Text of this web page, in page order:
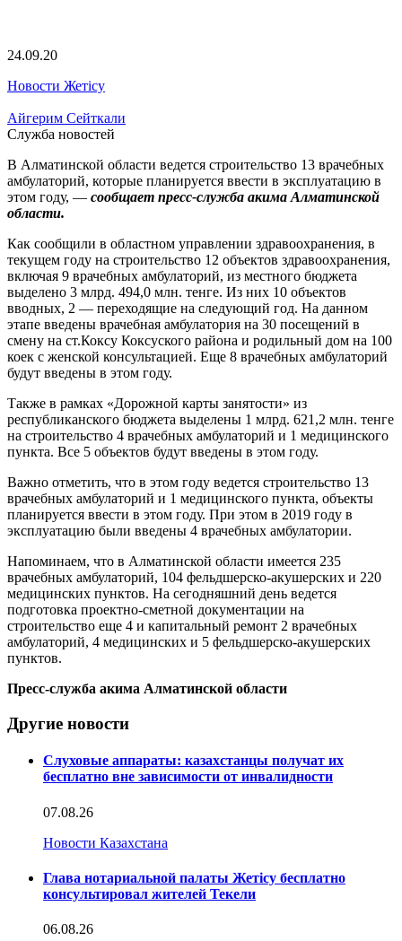
24.09.20
Новости Жетісу
Айгерим Сейткали
Служба новостей
В Алматинской области ведется строительство 13 врачебных
амбулаторий, которые планируется ввести в эксплуатацию в
этом году, — сообщает пресс-служба акима Алматинской
области.
Как сообщили в областном управлении здравоохранения, в
текущем году на строительство 12 объектов здравоохранения,
включая 9 врачебных амбулаторий, из местного бюджета
выделено 3 млрд. 494,0 млн. тенге. Из них 10 объектов
вводных, 2 — переходящие на следующий год. На данном
этапе введены врачебная амбулатория на 30 посещений в
смену на ст.Коксу Коксуского района и родильный дом на 100
коек с женской консультацией. Еще 8 врачебных амбулаторий
будут введены в этом году.
Также в рамках «Дорожной карты занятости» из
республиканского бюджета выделены 1 млрд. 621,2 млн. тенге
на строительство 4 врачебных амбулаторий и 1 медицинского
пункта. Все 5 объектов будут введены в этом году.
Важно отметить, что в этом году ведется строительство 13
врачебных амбулаторий и 1 медицинского пункта, объекты
планируется ввести в этом году. При этом в 2019 году в
эксплуатацию были введены 4 врачебных амбулатории.
Напоминаем, что в Алматинской области имеется 235
врачебных амбулаторий, 104 фельдшерско-акушерских и 220
медицинских пунктов. На сегодняшний день ведется
подготовка проектно-сметной документации на
строительство еще 4 и капитальный ремонт 2 врачебных
амбулаторий, 4 медицинских и 5 фельдшерско-акушерских
пунктов.
Пресс-служба акима Алматинской области
Другие новости
Слуховые аппараты: казахстанцы получат их
бесплатно вне зависимости от инвалидности
07.08.26
Новости Казахстана
Глава нотариальной палаты Жетісу бесплатно
консультировал жителей Текели
06.08.26